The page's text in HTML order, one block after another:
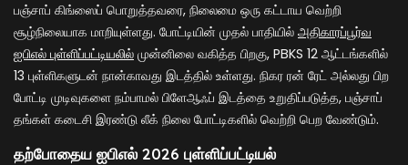
பஞ்சாப் கிங்ஸைப் பொறுத்தவரை, நிலைமை ஒரு கட்டாய வெற்றி
சூழ்நிலையாக மாறியுள்ளது. போட்டியின் முதல் பாதியில் அதிகாரப்பூர்வ
ஐபிஎல் புள்ளிப்பட்டியலில் முன்னிலை வகித்த பிறகு, PBKS 12 ஆட்டங்களில்
13 புள்ளிகளுடன் நான்காவது இடத்தில் உள்ளது. நிகர ரன் ரேட் அல்லது பிற
போட்டி முடிவுகளை நம்பாமல் பிளேஆஃப் இடத்தை உறுதிப்படுத்த, பஞ்சாப்
தங்கள் கடைசி இரண்டு லீக் நிலை போட்டிகளில் வெற்றி பெற வேண்டும்.
தற்போதைய ஐபிஎல் 2026 புள்ளிப்பட்டியல்